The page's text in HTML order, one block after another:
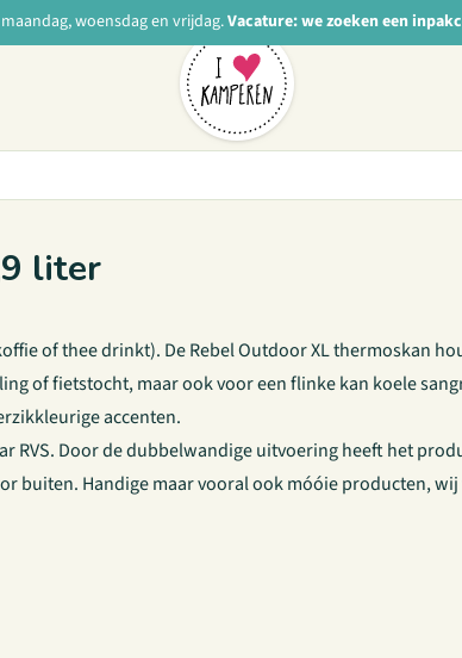
woensdag en vrijdag.Vacature: we zoeken een
liter
of thee drinkt). De Rebel Outdoor XL thermoskan
of fietstocht, maar ook voor een flinke kan koele
accenten.
RVS. Door de dubbelwandige uitvoering heeft het
buiten. Handige maar vooral ook móóie producten,